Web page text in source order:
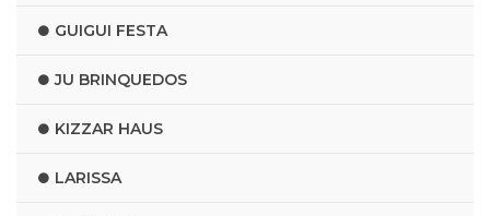
GUIGUI FESTA
JU BRINQUEDOS
KIZZAR HAUS
LARISSA